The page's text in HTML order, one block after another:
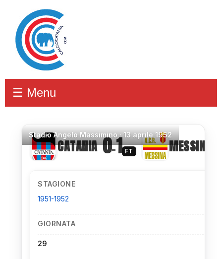
☰ Menu
StadioAngelo Massimino ·13 aprile 1952
CATANIA 0–1 FT MESSINA
STAGIONE
1951-1952
GIORNATA
29